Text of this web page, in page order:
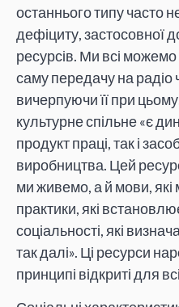
останнього типу часто
дефіциту, застосовної
ресурсів. Ми всі
саму передачу на радіо
вичерпуючи її при
культурне спільне «є
продукт праці, так і
виробництва. Цей
ми живемо, а й мови, які
практики, які
соціальності, які
так далі». Ці ресурси
принципі відкриті для